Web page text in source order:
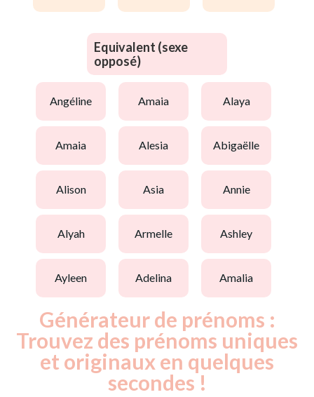
Equivalent (sexe
opposé)
angéline amaia alaya
amaia alesia abigaëlle
alison asia annie
alyah armelle ashley
ayleen adelina amalia
Générateur de prénoms :
Trouvez des prénoms uniques
et originaux en quelques
secondes !